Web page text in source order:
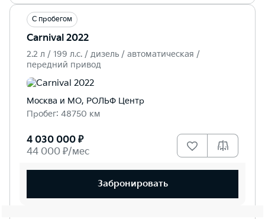
С пробегом
Carnival 2022
2.2 л / 199 л.c. / дизель / автоматическая /
передний привод
Москва и МО, РОЛЬФ Центр
Пробег: 48750 км
4 030 000 ₽
44 000 ₽/мес
Забронировать